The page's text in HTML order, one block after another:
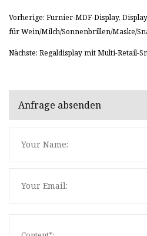
Vorherige: Furnier-MDF-Display,
für Wein/Milch/Sonnenbrillen/Maske/
Nächste: Regaldisplay mit Multi-Retail-
Anfrage absenden